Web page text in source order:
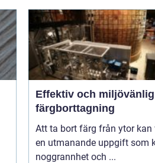
Effektiv och miljövänlig
färgborttagning
Att ta bort färg från ytor kan
en utmanande uppgift som
noggrannhet och ...